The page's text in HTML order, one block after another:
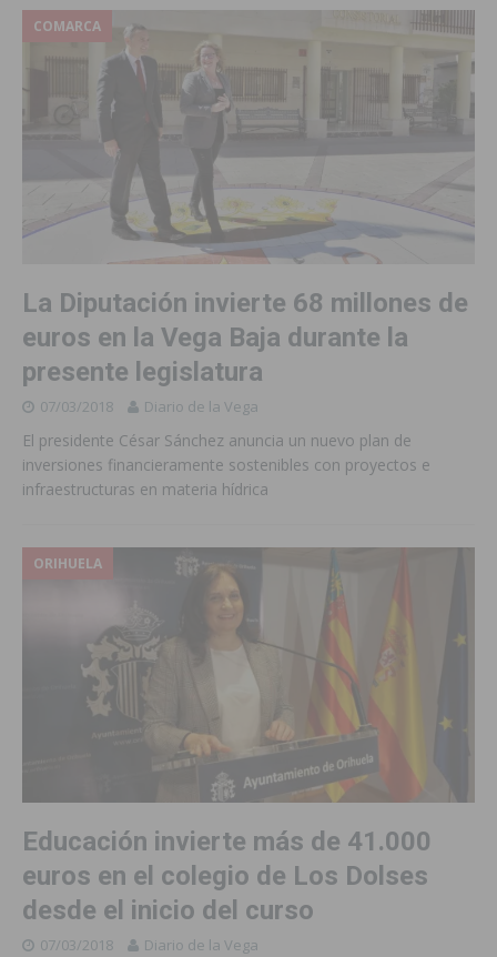
COMARCA
La Diputación invierte 68 millones de
euros en la Vega Baja durante la
presente legislatura
07/03/2018 Diario de la Vega
El presidente César Sánchez anuncia un nuevo plan de
inversiones financieramente sostenibles con proyectos e
infraestructuras en materia hídrica
ORIHUELA
Educación invierte más de 41.000
euros en el colegio de Los Dolses
desde el inicio del curso
07/03/2018 Diario de la Vega